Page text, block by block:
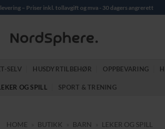
– Priser inkl. tollavgift og mva - 30 dagers angrerett
SELV HUSDYRTILBEHØR OPPBEVARING
OG SPILL SPORT & TRENING
HOME BUTIKK BARN LEKER OG SPILL